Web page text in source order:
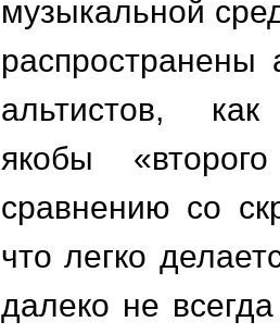
музыкальной
распространены
альтистов,
якобы
сравнению со
что легко
далеко не